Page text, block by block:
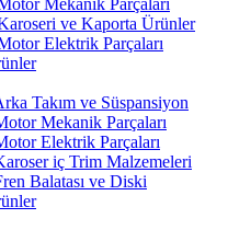
Mekanik Parçaları
ve Kaporta Ürünler
Elektrik Parçaları
Takım ve Süspansiyon
Mekanik Parçaları
Elektrik Parçaları
iç Trim Malzemeleri
Balatası ve Diski